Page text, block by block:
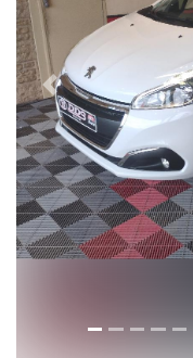
Précèdent